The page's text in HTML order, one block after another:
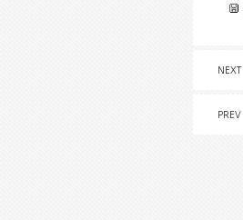
NEXT
PREV